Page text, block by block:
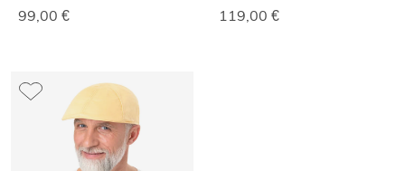
99,00 €
119,00 €